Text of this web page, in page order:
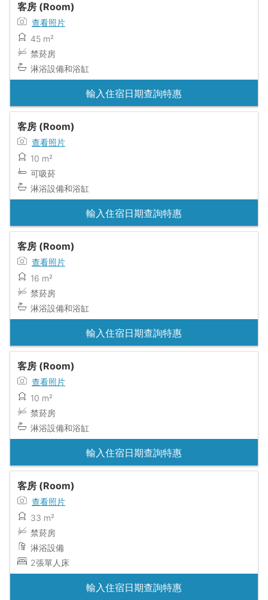
客房 (Room)
查看照片
45 m²
禁菸房
淋浴設備和浴缸
輸入住宿日期查詢特惠
客房 (Room)
查看照片
10 m²
可吸菸
淋浴設備和浴缸
輸入住宿日期查詢特惠
客房 (Room)
查看照片
16 m²
禁菸房
淋浴設備和浴缸
輸入住宿日期查詢特惠
客房 (Room)
查看照片
10 m²
禁菸房
淋浴設備和浴缸
輸入住宿日期查詢特惠
客房 (Room)
查看照片
33 m²
禁菸房
淋浴設備
2張單人床
輸入住宿日期查詢特惠